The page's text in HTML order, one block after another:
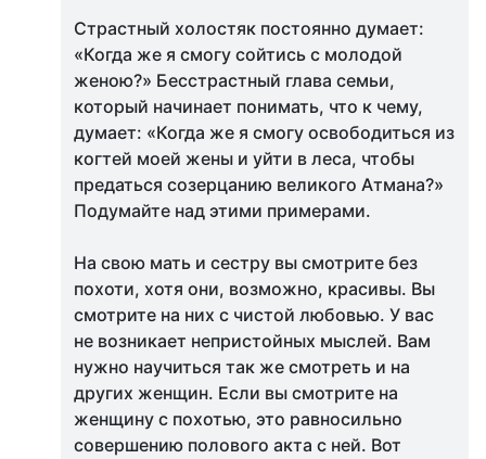
Страстный холостяк постоянно думает:
«Когда же я смогу сойтись с молодой
женою?» Бесстрастный глава семьи,
который начинает понимать, что к чему,
думает: «Когда же я смогу освободиться из
когтей моей жены и уйти в леса, чтобы
предаться созерцанию великого Атмана?»
Подумайте над этими примерами.
На свою мать и сестру вы смотрите без
похоти, хотя они, возможно, красивы. Вы
смотрите на них с чистой любовью. У вас
не возникает непристойных мыслей. Вам
нужно научиться так же смотреть и на
других женщин. Если вы смотрите на
женщину с похотью, это равносильно
совершению полового акта с ней. Вот